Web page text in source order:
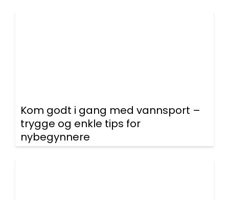
Kom godt i gang med vannsport –
trygge og enkle tips for
nybegynnere